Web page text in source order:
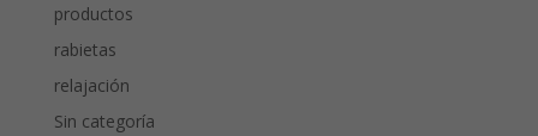
productos
rabietas
relajación
Sin categoría